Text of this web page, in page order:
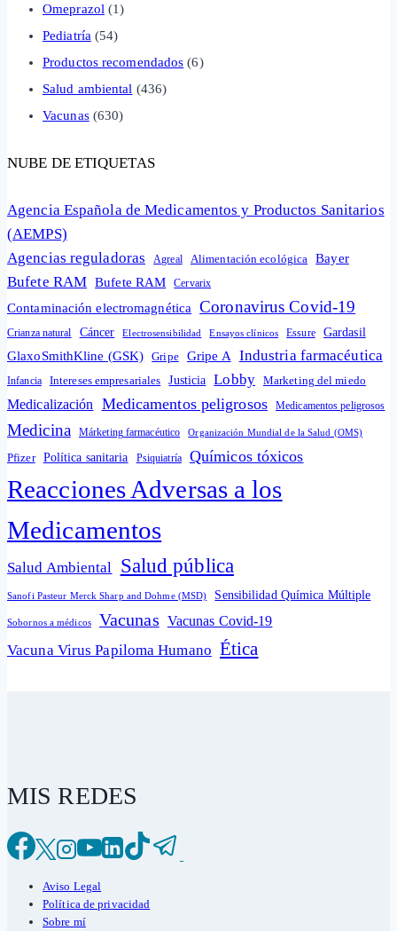
Omeprazol (1)
Pediatría (54)
Productos recomendados (6)
Salud ambiental (436)
Vacunas(630)
NUBE DE ETIQUETAS
Agencia Española de Medicamentos y Productos Sanitarios
(AEMPS)
Agencias reguladoras
Agreal Alimentación ecológica Bayer
Bufete RAM Bufete RAM Cervarix
Contaminación electromagnética Coronavirus Covid-19
Crianza natural Cáncer Electrosensibilidad Ensayos clínicos Essure Gardasil
GlaxoSmithKline (GSK) Gripe Gripe A Industria farmacéutica
Infancia Intereses empresariales Justicia Lobby Marketing del miedo
Medicalización Medicamentos peligrosos Medicamentos peligrosos
Medicina Márketing farmacéutico Organización Mundial de la Salud (OMS)
Pfizer Política sanitaria Psiquiatría Químicos tóxicos
Reacciones Adversas a los
Medicamentos
Salud Ambiental Salud pública
Sanofi Pasteur Merck Sharp and Dohme (MSD) Sensibilidad Química Múltiple
Sobornos a médicos Vacunas Vacunas Covid-19
Vacuna Virus Papiloma Humano Ética
MIS REDES
Aviso Legal
Política de privacidad
Sobre mí